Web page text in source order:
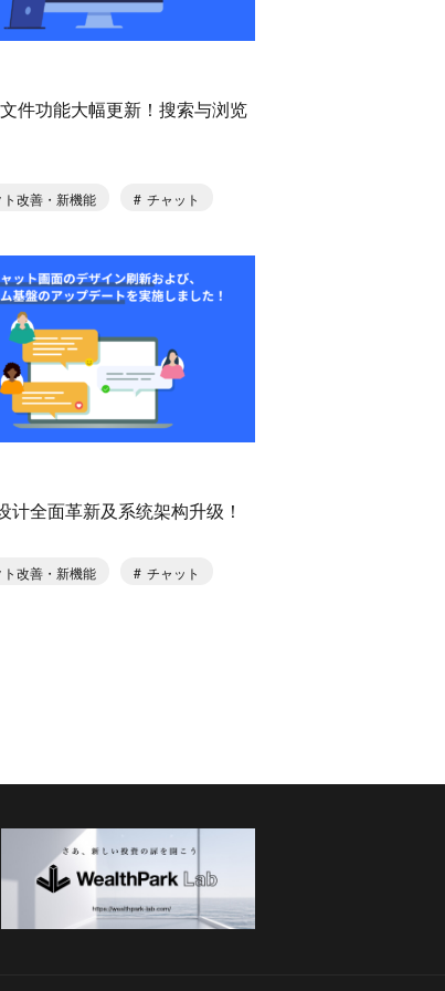
件功能大幅更新！搜索与浏览
ト改善・新機能 チャット
计全面革新及系统架构升级！
ト改善・新機能 チャット